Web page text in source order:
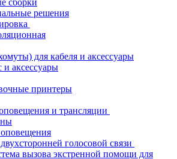
сборки
решения
для кабеля и аксессуары
аксессуары
принтеры
и трансляции
голосовой связи
вызова экстренной помощи для